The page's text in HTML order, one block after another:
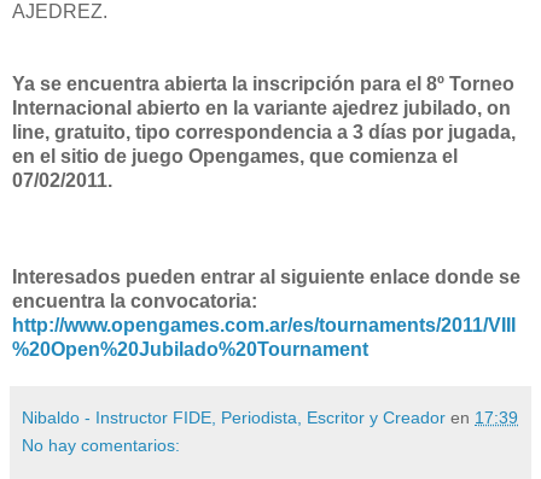
AJEDREZ.
Ya se encuentra abierta la inscripción para el 8º Torneo
Internacional abierto en la variante ajedrez jubilado, on
line, gratuito, tipo correspondencia a 3 días por jugada,
en el sitio de juego Opengames, que comienza el
07/02/2011.
Interesados pueden entrar al siguiente enlace donde se
encuentra la convocatoria:
http://www.opengames.com.ar/es/tournaments/2011/VIII
%20Open%20Jubilado%20Tournament
Nibaldo - Instructor FIDE, Periodista, Escritor y Creador en 17:39
No hay comentarios: